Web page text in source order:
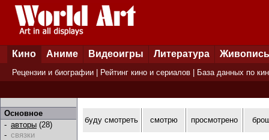
Кино Аниме Видеоигры Литература Живопись
Рецензии и биографии Рейтинг кино и сериалов База данных по
Основное
- авторы (28)
- связки
буду смотреть смотрю просмотрено